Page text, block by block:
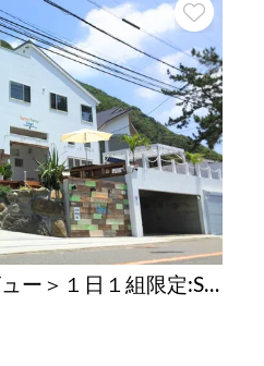
＜葉山:オーシャンビュー＞１日１組限定:Sunny Funny Days